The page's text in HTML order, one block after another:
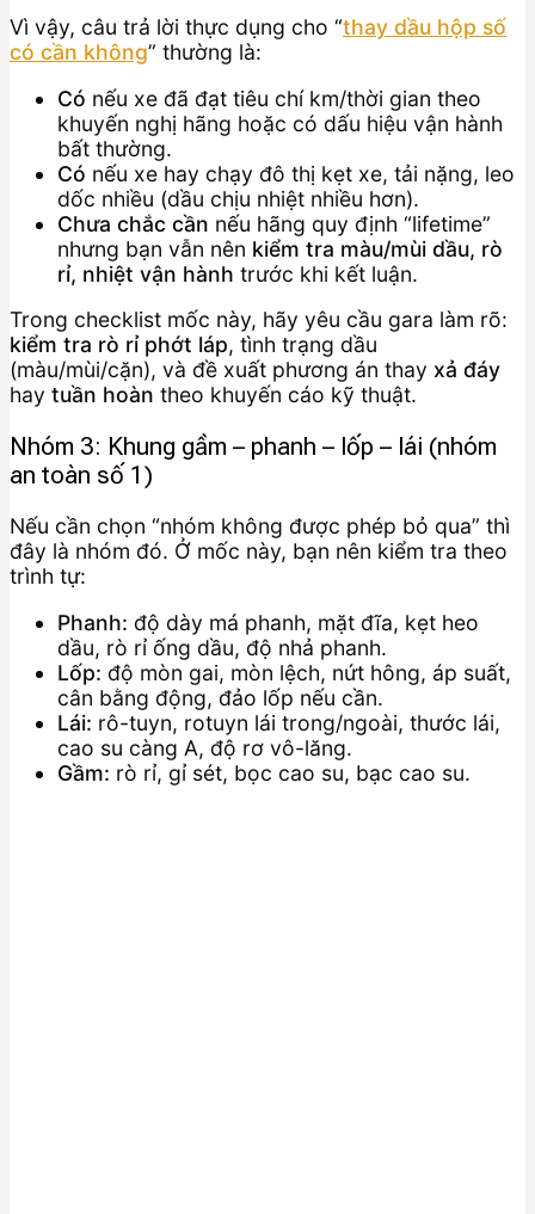
Vì vậy, câu trả lời thực dụng cho “thay dầu hộp số
có cần không” thường là:
Có nếu xe đã đạt tiêu chí km/thời gian theo
khuyến nghị hãng hoặc có dấu hiệu vận hành
bất thường.
Có nếu xe hay chạy đô thị kẹt xe, tải nặng, leo
dốc nhiều (dầu chịu nhiệt nhiều hơn).
Chưa chắc cần nếu hãng quy định “lifetime”
nhưng bạn vẫn nên kiểm tra màu/mùi dầu, rò
rỉ, nhiệt vận hành trước khi kết luận.
Trong checklist mốc này, hãy yêu cầu gara làm rõ:
kiểm tra rò rỉ phớt láp, tình trạng dầu
(màu/mùi/cặn), và đề xuất phương án thay xả đáy
hay tuần hoàn theo khuyến cáo kỹ thuật.
Nhóm 3: Khung gầm – phanh – lốp – lái (nhóm
an toàn số 1)
Nếu cần chọn “nhóm không được phép bỏ qua” thì
đây là nhóm đó. Ở mốc này, bạn nên kiểm tra theo
trình tự:
Phanh: độ dày má phanh, mặt đĩa, kẹt heo
dầu, rò rỉ ống dầu, độ nhả phanh.
Lốp: độ mòn gai, mòn lệch, nứt hông, áp suất,
cân bằng động, đảo lốp nếu cần.
Lái: rô-tuyn, rotuyn lái trong/ngoài, thước lái,
cao su càng A, độ rơ vô-lăng.
Gầm: rò rỉ, gỉ sét, bọc cao su, bạc cao su.